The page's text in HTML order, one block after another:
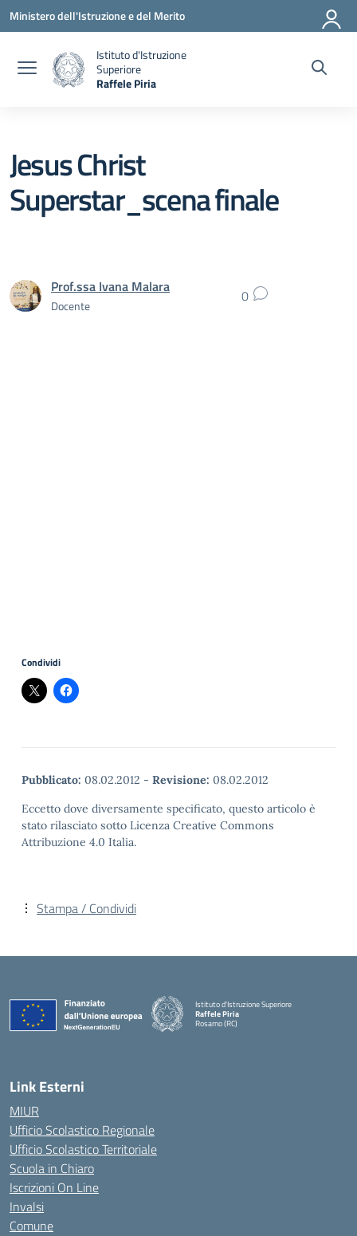
Vai ai contenuti
Vai al menu di navigazione
Vai al footer
Ministero dell'Istruzione e del Merito
Istituto d'Istruzione
Superiore
Raffele Piria
Jesus Christ
Superstar_scena finale
Prof.ssa Ivana Malara
Docente 0
Condividi
Pubblicato: 08.02.2012 - Revisione: 08.02.2012
Eccetto dove diversamente specificato, questo articolo è
stato rilasciato sotto Licenza Creative Commons
Attribuzione 4.0 Italia.
Stampa / Condividi
Istituto d'Istruzione Superiore
Raffele Piria
Rosarno (RC)
Link Esterni
MIUR
Ufficio Scolastico Regionale
Ufficio Scolastico Territoriale
Scuola in Chiaro
Iscrizioni On Line
Invalsi
Comune